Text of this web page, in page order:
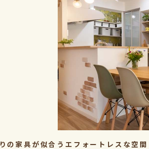
の家具が似合うエフォートレスな空間